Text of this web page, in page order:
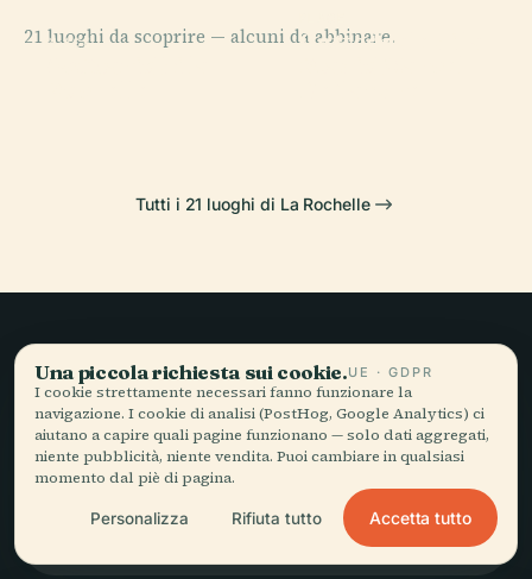
21 luoghi da scoprire — alcuni da abbinare.
PLACE
Cattedrale di la
PLACE PLACE
Tutti i 21 luoghi di La Rochelle
Viaggio lento,
raccontato bene.
RESTA AGGIORNATO
Iscriviti
Una piccola richiesta sui cookie.UE · GDPR
I cookie strettamente necessari fanno funzionare la
navigazione. I cookie di analisi (PostHog, Google Analytics) ci
aiutano a capire quali pagine funzionano — solo dati aggregati,
niente pubblicità, niente vendita. Puoi cambiare in qualsiasi
momento dal piè di pagina.
Personalizza Rifiuta tutto Accetta tutto